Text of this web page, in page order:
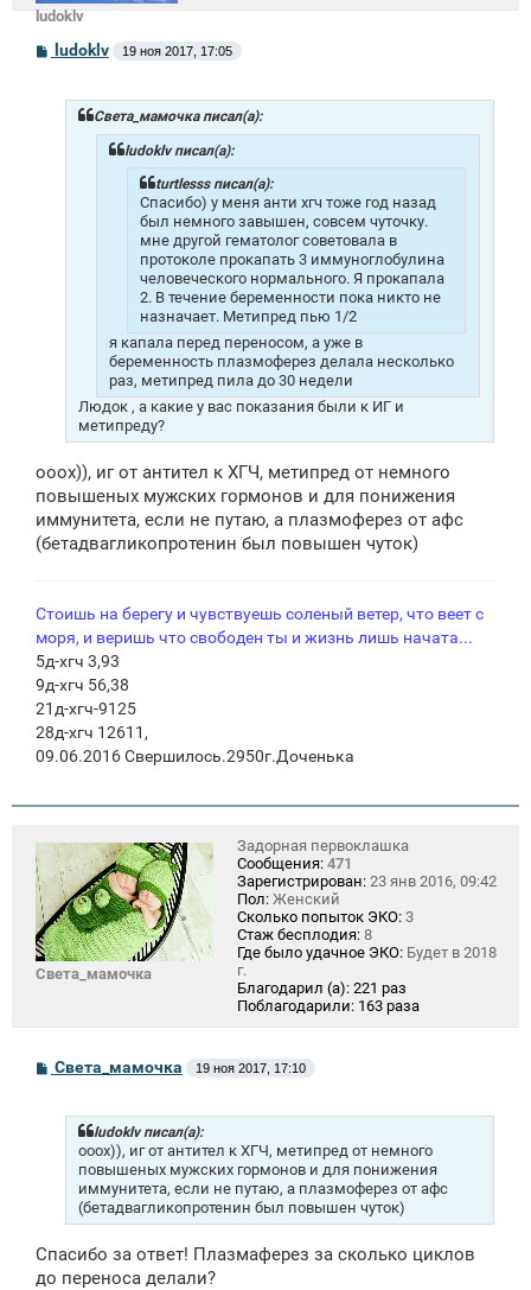
ludoklv
Сludoklv 19 ноя 2017, 17:05
Света_мамочка писал(а):
ludoklv писал(а):
turtlesss писал(а):
Спасибо) у меня анти хгч тоже год назад
был немного завышен, совсем чуточку.
мне другой гематолог советовала в
протоколе прокапать 3 иммуноглобулина
человеческого нормального. Я прокапала
2. В течение беременности пока никто не
назначает. Метипред пью 1/2
я капала перед переносом, а уже в
беременность плазмоферез делала несколько
раз, метипред пила до 30 недели
Людок , а какие у вас показания были к ИГ и
метипреду?
ооох)), иг от антител к ХГЧ, метипред от немного
повышеных мужских гормонов и для понижения
иммунитета, если не путаю, а плазмоферез от афс
(бетадвагликопротенин был повышен чуток)
Стоишь на берегу и чувствуешь соленый ветер, что веет с
моря, и веришь что свободен ты и жизнь лишь начата...
5д-хгч 3,93
9д-хгч 56,38
21д-хгч-9125
28д-хгч 12611,
09.06.2016 Свершилось.2950г.Доченька
Света_мамочка
Задорная первоклашка
Сообщения: 471
Зарегистрирован: 23 янв 2016, 09:42
Пол: Женский
Сколько попыток ЭКО: 3
Стаж бесплодия: 8
Где было удачное ЭКО: Будет в 2018
г.
Благодарил (а): 221 раз
Поблагодарили: 163 раза
С
о
Света_мамочка 19 ноя 2017, 17:10
ludoklv писал(а):
ооох)), иг от антител к ХГЧ, метипред от немного
повышеных мужских гормонов и для понижения
иммунитета, если не путаю, а плазмоферез от афс
(бетадвагликопротенин был повышен чуток)
Спасибо за ответ! Плазмаферез за сколько циклов
до переноса делали?